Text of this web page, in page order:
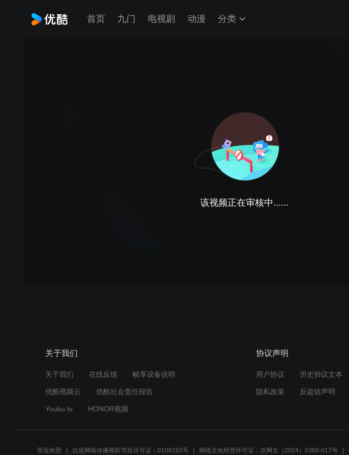
首页 九门 电视剧 动漫 分类
该视频正在审核中......
关于我们
关于我们 在线反馈 帧享设备说明
优酷视频云 优酷社会责任报告
Youku.tv HONOR视频
协议声明
用户协议 历史协议文本
隐私政策 反盗链声明
营业执照 信息网络传播视听节目许可证：0108283号 网络文化经营许可证：京网文（2024）0368-017号